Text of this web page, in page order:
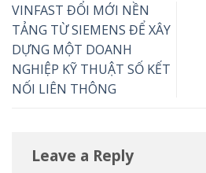
VINFAST ĐỔI MỚI NỀN
TẢNG TỪ SIEMENS ĐỂ XÂY
DỰNG MỘT DOANH
NGHIỆP KỸ THUẬT SỐ KẾT
NỐI LIÊN THÔNG
Leave a Reply